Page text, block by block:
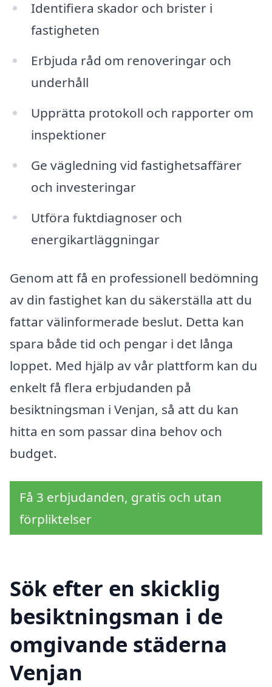
Identifiera skador och brister i
fastigheten
Erbjuda råd om renoveringar och
underhåll
Upprätta protokoll och rapporter om
inspektioner
Ge vägledning vid fastighetsaffärer
och investeringar
Utföra fuktdiagnoser och
energikartläggningar
Genom att få en professionell bedömning
av din fastighet kan du säkerställa att du
fattar välinformerade beslut. Detta kan
spara både tid och pengar i det långa
loppet. Med hjälp av vår plattform kan du
enkelt få flera erbjudanden på
besiktningsman i Venjan, så att du kan
hitta en som passar dina behov och
budget.
Få 3 erbjudanden, gratis och utan
förpliktelser
Sök efter en skicklig
besiktningsman i de
omgivande städerna
Venjan